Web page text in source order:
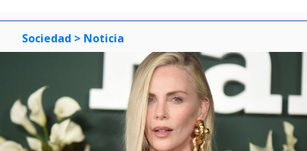
Sociedad > Noticia